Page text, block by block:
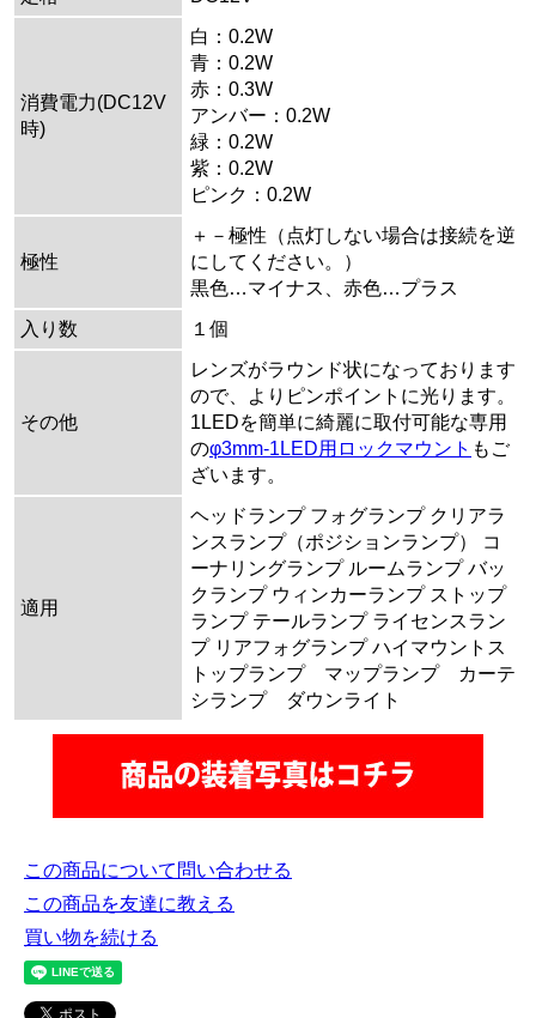
消費電力(DC12V
時)
白：0.2W
青：0.2W
赤：0.3W
アンバー：0.2W
緑：0.2W
紫：0.2W
ピンク：0.2W
極性
＋－極性（点灯しない場合は接続を逆
にしてください。）
黒色…マイナス、赤色…プラス
入り数
１個
その他
レンズがラウンド状になっております
ので、よりピンポイントに光ります。
1LEDを簡単に綺麗に取付可能な専用
のφ3mm-1LED用ロックマウント もご
ざいます。
適用
ヘッドランプ フォグランプ クリアラ
ンスランプ（ポジションランプ） コ
ーナリングランプ ルームランプ バッ
クランプ ウィンカーランプ ストップ
ランプ テールランプ ライセンスラン
プ リアフォグランプ ハイマウントス
トップランプ マップランプ カーテ
シランプ ダウンライト
この商品について問い合わせる
この商品を友達に教える
買い物を続ける